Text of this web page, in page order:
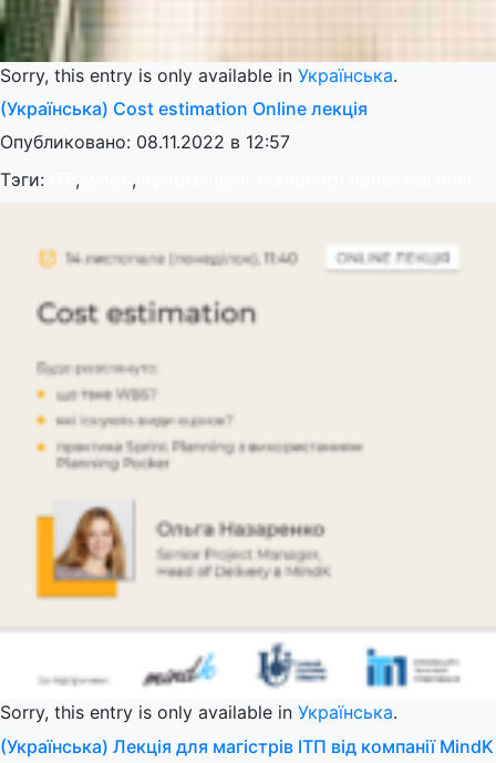
Sorry, this entry is only available in Українська.
(Українська) Cost estimation Online лекція
Опубликовано: 08.11.2022 в 12:57
Тэги:
, ,
Sorry, this entry is only available in Українська.
(Українська) Лекція для магістрів ІТП від компанії MindK